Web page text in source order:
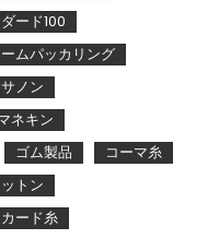
ード100
ムパッカリング
ノン
ネキン
ゴム製品
コーマ糸
トン
カード糸